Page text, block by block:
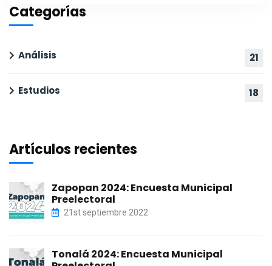
Categorías
Análisis 21
Estudios 18
Artículos recientes
Zapopan 2024: Encuesta Municipal
Preelectoral
21st septiembre 2022
Tonalá 2024: Encuesta Municipal